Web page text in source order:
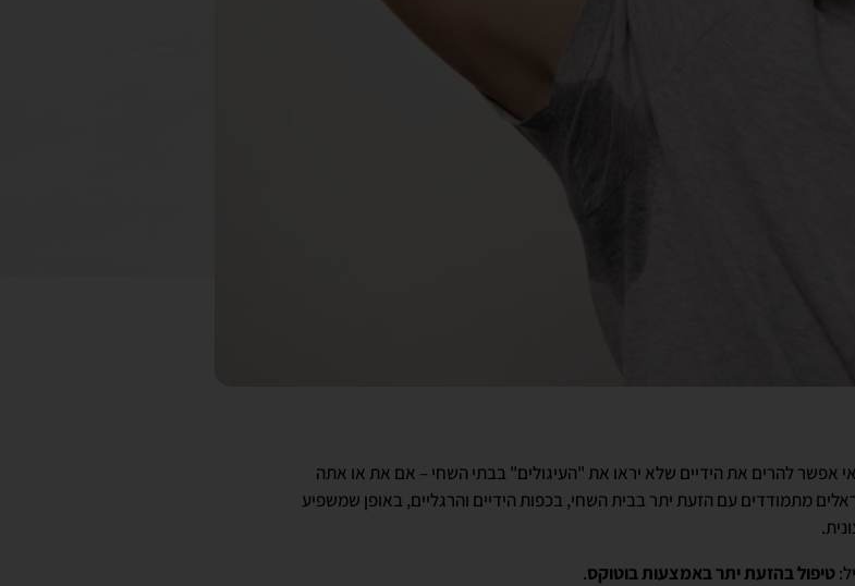
להרים את הידיים שלא יראו את "העיגולים" בבתי השחי – אם את או אתה
מתמודדים עם הזעת יתר בבית השחי, בכפות הידיים והרגליים, באופן שמשפיע
טיפול בהזעת יתר באמצעות בוטוקס.